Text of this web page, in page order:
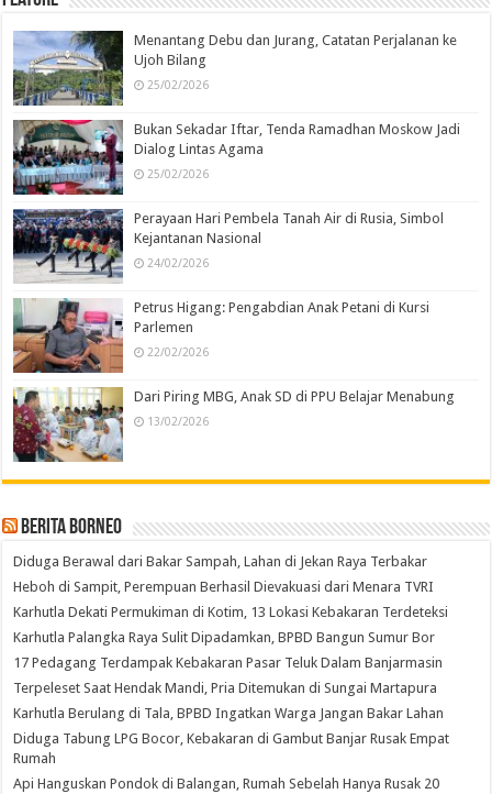
Menantang Debu dan Jurang, Catatan Perjalanan ke
Ujoh Bilang
25/02/2026
Bukan Sekadar Iftar, Tenda Ramadhan Moskow Jadi
Dialog Lintas Agama
25/02/2026
Perayaan Hari Pembela Tanah Air di Rusia, Simbol
Kejantanan Nasional
24/02/2026
Petrus Higang: Pengabdian Anak Petani di Kursi
Parlemen
22/02/2026
Dari Piring MBG, Anak SD di PPU Belajar Menabung
13/02/2026
Berita Borneo
Diduga Berawal dari Bakar Sampah, Lahan di Jekan Raya Terbakar
Heboh di Sampit, Perempuan Berhasil Dievakuasi dari Menara TVRI
Karhutla Dekati Permukiman di Kotim, 13 Lokasi Kebakaran Terdeteksi
Karhutla Palangka Raya Sulit Dipadamkan, BPBD Bangun Sumur Bor
17 Pedagang Terdampak Kebakaran Pasar Teluk Dalam Banjarmasin
Terpeleset Saat Hendak Mandi, Pria Ditemukan di Sungai Martapura
Karhutla Berulang di Tala, BPBD Ingatkan Warga Jangan Bakar Lahan
Diduga Tabung LPG Bocor, Kebakaran di Gambut Banjar Rusak Empat
Rumah
Api Hanguskan Pondok di Balangan, Rumah Sebelah Hanya Rusak 20